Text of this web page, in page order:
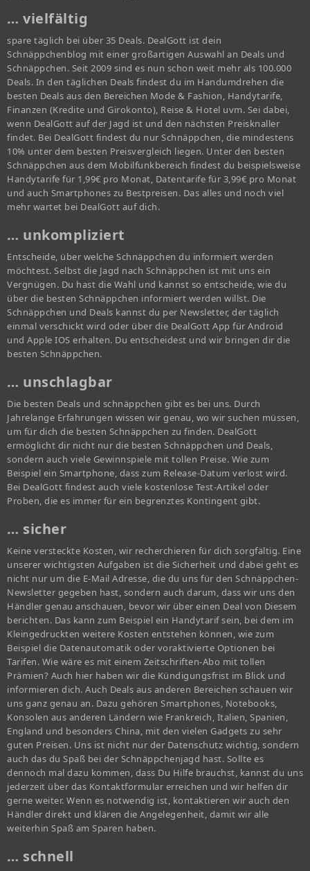
… vielfältig
spare täglich bei über 35 Deals. DealGott ist dein
Schnäppchenblog mit einer großartigen Auswahl an Deals und
Schnäppchen. Seit 2009 sind es nun schon weit mehr als 100.000
Deals. In den täglichen Deals findest du im Handumdrehen die
besten Deals aus den Bereichen Mode & Fashion, Handytarife,
Finanzen (Kredite und Girokonto), Reise & Hotel uvm. Sei dabei,
wenn DealGott auf der Jagd ist und den nächsten Preisknaller
findet. Bei DealGott findest du nur Schnäppchen, die mindestens
10% unter dem besten Preisvergleich liegen. Unter den besten
Schnäppchen aus dem Mobilfunkbereich findest du beispielsweise
Handytarife für 1,99€ pro Monat, Datentarife für 3,99€ pro Monat
und auch Smartphones zu Bestpreisen. Das alles und noch viel
mehr wartet bei DealGott auf dich.
… unkompliziert
Entscheide, über welche Schnäppchen du informiert werden
möchtest. Selbst die Jagd nach Schnäppchen ist mit uns ein
Vergnügen. Du hast die Wahl und kannst so entscheide, wie du
über die besten Schnäppchen informiert werden willst. Die
Schnäppchen und Deals kannst du per Newsletter, der täglich
einmal verschickt wird oder über die DealGott App für Android
und Apple IOS erhalten. Du entscheidest und wir bringen dir die
besten Schnäppchen.
… unschlagbar
Die besten Deals und schnäppchen gibt es bei uns. Durch
Jahrelange Erfahrungen wissen wir genau, wo wir suchen müssen,
um für dich die besten Schnäppchen zu finden. DealGott
ermöglicht dir nicht nur die besten Schnäppchen und Deals,
sondern auch viele Gewinnspiele mit tollen Preise. Wie zum
Beispiel ein Smartphone, dass zum Release-Datum verlost wird.
Bei DealGott findest auch viele kostenlose Test-Artikel oder
Proben, die es immer für ein begrenztes Kontingent gibt.
… sicher
Keine versteckte Kosten, wir recherchieren für dich sorgfältig. Eine
unserer wichtigsten Aufgaben ist die Sicherheit und dabei geht es
nicht nur um die E-Mail Adresse, die du uns für den Schnäppchen-
Newsletter gegeben hast, sondern auch darum, dass wir uns den
Händler genau anschauen, bevor wir über einen Deal von Diesem
berichten. Das kann zum Beispiel ein Handytarif sein, bei dem im
Kleingedruckten weitere Kosten entstehen können, wie zum
Beispiel die Datenautomatik oder voraktivierte Optionen bei
Tarifen. Wie wäre es mit einem Zeitschriften-Abo mit tollen
Prämien? Auch hier haben wir die Kündigungsfrist im Blick und
informieren dich. Auch Deals aus anderen Bereichen schauen wir
uns ganz genau an. Dazu gehören Smartphones, Notebooks,
Konsolen aus anderen Ländern wie Frankreich, Italien, Spanien,
England und besonders China, mit den vielen Gadgets zu sehr
guten Preisen. Uns ist nicht nur der Datenschutz wichtig, sondern
auch das du Spaß bei der Schnäppchenjagd hast. Sollte es
dennoch mal dazu kommen, dass Du Hilfe brauchst, kannst du uns
jederzeit über das Kontaktformular erreichen und wir helfen dir
gerne weiter. Wenn es notwendig ist, kontaktieren wir auch den
Händler direkt und klären die Angelegenheit, damit wir alle
weiterhin Spaß am Sparen haben.
… schnell